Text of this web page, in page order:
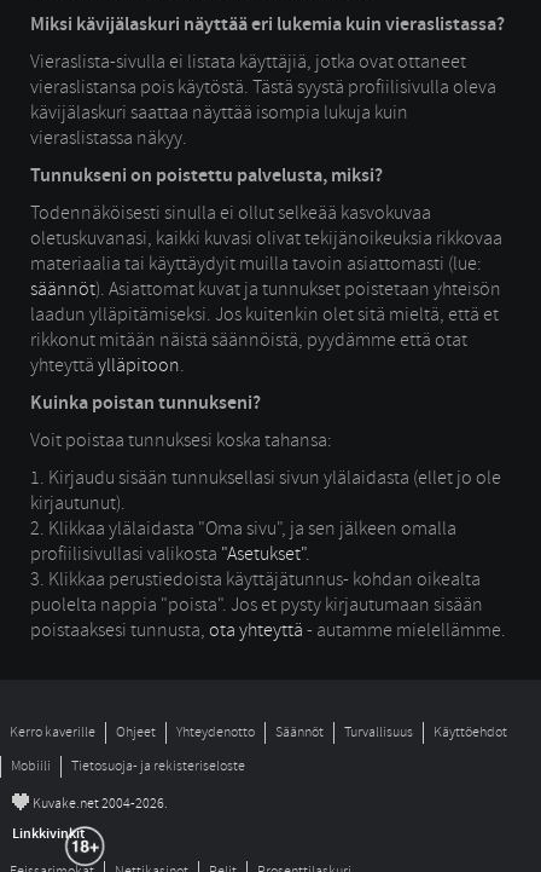
Miksi kävijälaskuri näyttää eri lukemia kuin vieraslistassa?
Vieraslista-sivulla ei listata käyttäjiä, jotka ovat ottaneet
vieraslistansa pois käytöstä. Tästä syystä profiilisivulla oleva
kävijälaskuri saattaa näyttää isompia lukuja kuin
vieraslistassa näkyy.
Tunnukseni on poistettu palvelusta, miksi?
Todennäköisesti sinulla ei ollut selkeää kasvokuvaa
oletuskuvanasi, kaikki kuvasi olivat tekijänoikeuksia rikkovaa
materiaalia tai käyttäydyit muilla tavoin asiattomasti (lue:
säännöt). Asiattomat kuvat ja tunnukset poistetaan yhteisön
laadun ylläpitämiseksi. Jos kuitenkin olet sitä mieltä, että et
rikkonut mitään näistä säännöistä, pyydämme että otat
yhteyttä ylläpitoon.
Kuinka poistan tunnukseni?
Voit poistaa tunnuksesi koska tahansa:
1. Kirjaudu sisään tunnuksellasi sivun ylälaidasta (ellet jo ole
kirjautunut).
2. Klikkaa ylälaidasta "Oma sivu", ja sen jälkeen omalla
profiilisivullasi valikosta "Asetukset".
3. Klikkaa perustiedoista käyttäjätunnus- kohdan oikealta
puolelta nappia "poista". Jos et pysty kirjautumaan sisään
poistaaksesi tunnusta, ota yhteyttä - autamme mielellämme.
Kerro kaverille Ohjeet Yhteydenotto Säännöt Turvallisuus
Käyttöehdot
Mobiili
Tietosuoja- ja rekisteriseloste
© Kuvake.net 2004-2026.
Linkkivinkit